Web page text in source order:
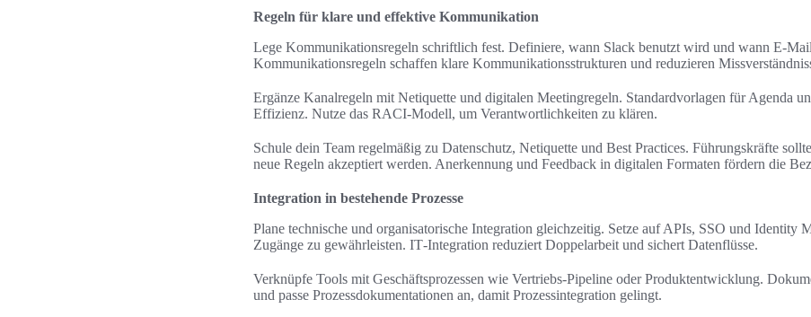
Regeln für klare und effektive Kommunikation
Lege Kommunikationsregeln schriftlich fest. Definiere, wann Slack benutzt wird und wann
Kommunikationsregeln schaffen klare Kommunikationsstrukturen und reduzieren
Ergänze Kanalregeln mit Netiquette und digitalen Meetingregeln. Standardvorlagen für Agenda
Effizienz. Nutze das RACI‑Modell, um Verantwortlichkeiten zu klären.
Schule dein Team regelmäßig zu Datenschutz, Netiquette und Best Practices. Führungskräfte
neue Regeln akzeptiert werden. Anerkennung und Feedback in digitalen Formaten fördern die
Integration in bestehende Prozesse
Plane technische und organisatorische Integration gleichzeitig. Setze auf APIs, SSO und Identity
Zugänge zu gewährleisten. IT‑Integration reduziert Doppelarbeit und sichert Datenflüsse.
Verknüpfe Tools mit Geschäftsprozessen wie Vertriebs‑Pipeline oder Produktentwicklung.
und passe Prozessdokumentationen an, damit Prozessintegration gelingt.